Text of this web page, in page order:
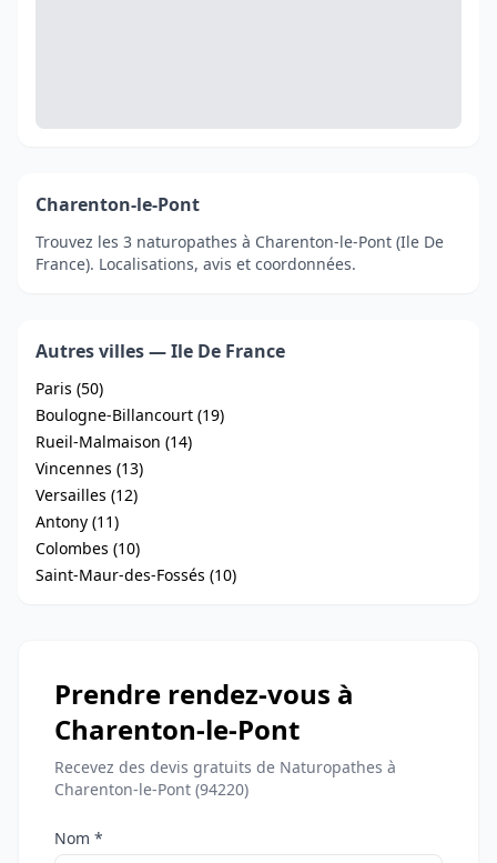
Charenton-le-Pont
Trouvez les 3 naturopathes à Charenton-le-Pont (Ile De
France). Localisations, avis et coordonnées.
Autres villes — Ile De France
Paris (50)
Boulogne-Billancourt (19)
Rueil-Malmaison (14)
Vincennes (13)
Versailles (12)
Antony (11)
Colombes (10)
Saint-Maur-des-Fossés (10)
Prendre rendez-vous à
Charenton-le-Pont
Recevez des devis gratuits de Naturopathes à
Charenton-le-Pont (94220)
Nom *